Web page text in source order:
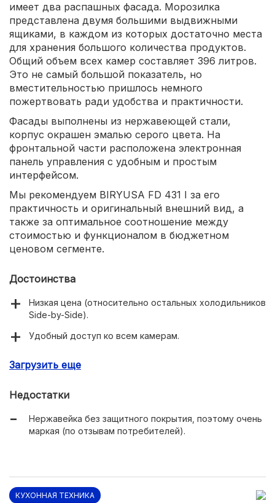
имеет два распашных фасада. Морозилка
представлена двумя большими выдвижными
ящиками, в каждом из которых достаточно места
для хранения большого количества продуктов.
Общий объем всех камер составляет 396 литров.
Это не самый большой показатель, но
вместительностью пришлось немного
пожертвовать ради удобства и практичности.
Фасады выполнены из нержавеющей стали,
корпус окрашен эмалью серого цвета. На
фронтальной части расположена электронная
панель управления с удобным и простым
интерфейсом.
Мы рекомендуем BIRYUSA FD 431 I за его
практичность и оригинальный внешний вид, а
также за оптимальное соотношение между
стоимостью и функционалом в бюджетном
ценовом сегменте.
Достоинства
Низкая цена (относительно остальных холодильников
Side-by-Side).
Удобный доступ ко всем камерам.
Загрузить еще
Недостатки
Нержавейка без защитного покрытия, поэтому очень
маркая (по отзывам потребителей).
КУХОННАЯ ТЕХНИКА